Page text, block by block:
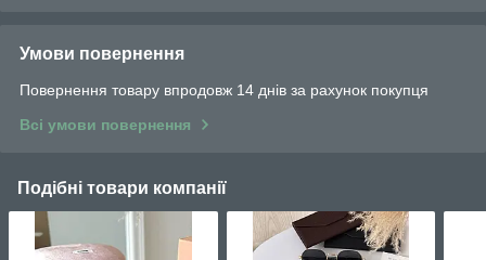
Умови повернення
Повернення товару впродовж 14 днів за рахунок покупця
Всі умови повернення
Подібні товари компанії